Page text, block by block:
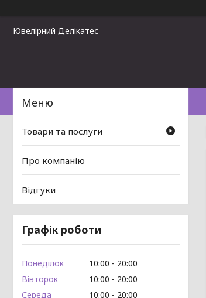
Ювелірний Делікатес
Товари та послуги
Про компанію
Відгуки
Графік роботи
Понеділок 10:00
20:00
Вівторок
10:00
20:00
Середа
10:00
20:00